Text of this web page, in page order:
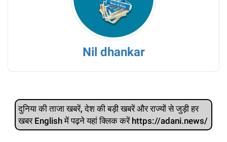
Nil dhankar
दुनिया की ताजा खबरें, देश की बड़ी खबरें और राज्‍यों से जुड़ी हर
खबर English में पढ़ने यहां क्लिक करें https://adani.news/